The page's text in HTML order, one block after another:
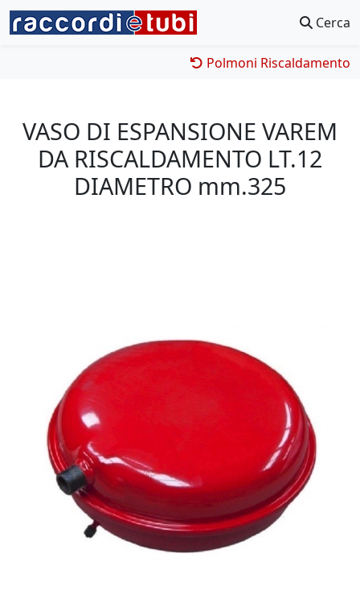
Cerca
Polmoni Riscaldamento
VASO DI ESPANSIONE VAREM
DA RISCALDAMENTO LT.12
DIAMETRO mm.325